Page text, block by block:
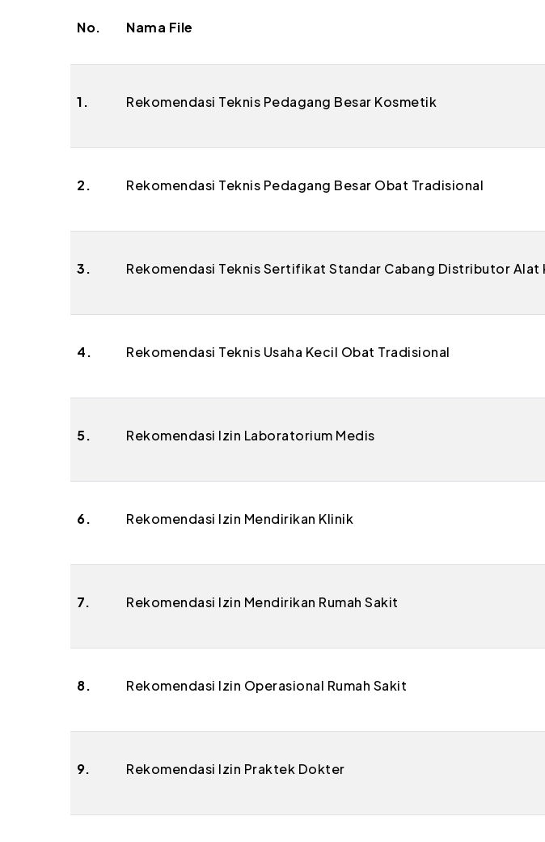
No. Nama File
1. Rekomendasi Teknis Pedagang Besar Kosmetik
2. Rekomendasi Teknis Pedagang Besar Obat Tradisional
3. Rekomendasi Teknis Sertifikat Standar Cabang Distributor Alat
4. Rekomendasi Teknis Usaha Kecil Obat Tradisional
5. Rekomendasi Izin Laboratorium Medis
6. Rekomendasi Izin Mendirikan Klinik
7. Rekomendasi Izin Mendirikan Rumah Sakit
8. Rekomendasi Izin Operasional Rumah Sakit
9. Rekomendasi Izin Praktek Dokter